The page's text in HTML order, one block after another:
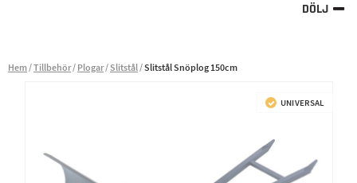
DÖLJ
Hem Tillbehör Plogar Slitstål Slitstål Snöplog 150cm
UNIVERSAL